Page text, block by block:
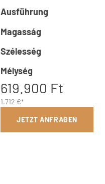
Ausführung
Magasság
Szélesség
Mélység
619.900 Ft
1.712 €*
JETZT ANFRAGEN